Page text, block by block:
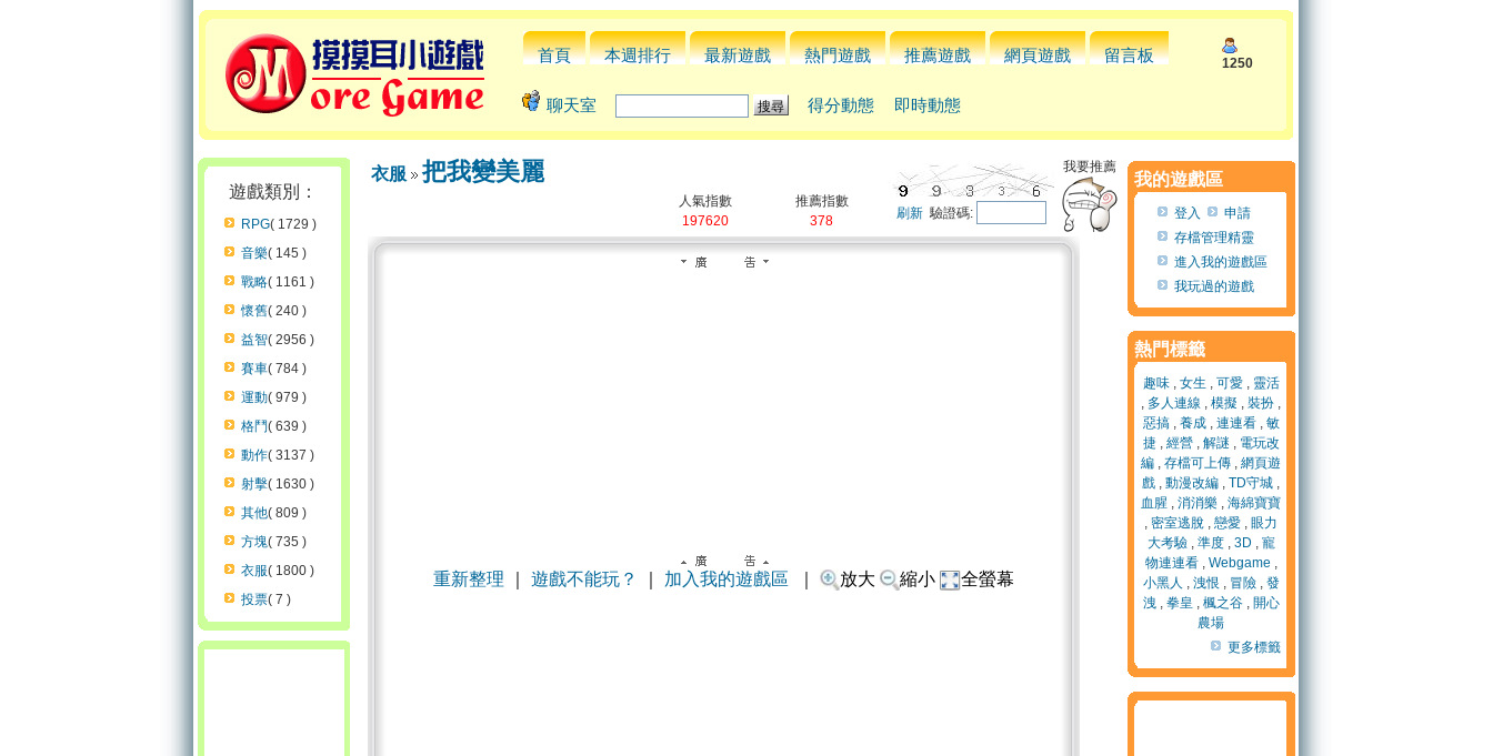
首頁 本週排行 最新遊戲 熱門遊戲 推薦遊戲 網頁遊戲 留言板 1250
聊天室 得分動態 即時動態
遊戲類別：
RPG( 1729 )
音樂( 145 )
戰略( 1161 )
懷舊( 240 )
益智( 2956 )
賽車( 784 )
運動( 979 )
格鬥( 639 )
動作( 3137 )
射擊( 1630 )
其他( 809 )
方塊( 735 )
衣服( 1800 )
投票( 7 )
衣服 把我變美麗
人氣指數
197620
推薦指數
378
刷新驗證碼:
我要推薦
重新整理 遊戲不能玩？ 加入我的遊戲區 放大 縮小 全螢幕
我的遊戲區
登入
申請
存檔管理精靈
進入我的遊戲區
我玩過的遊戲
熱門標籤
趣味, 女生 , 可愛, 靈活
, 多人連線 , 模擬 , 裝扮 ,
惡搞, 養成, 連連看, 敏
捷, 經營, 解謎 , 電玩改
編 , 存檔可上傳 , 網頁遊
戲 , 動漫改編 , TD守城 ,
血腥 , 消消樂 , 海綿寶寶
, 密室逃脫 , 戀愛 , 眼力
大考驗, 準度, 3D , 寵
物連連看, Webgame ,
小黑人 , 洩恨 , 冒險, 發
洩, 拳皇 , 楓之谷, 開心
農場
更多標籤